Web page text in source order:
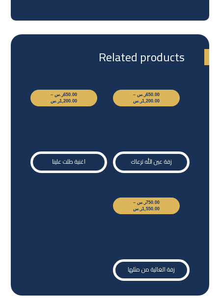
Related products
زفة عين الله ترعاك
650.00ر.س –
1,200.00ر.س
اغنية طلت علينا
650.00ر.س –
1,200.00ر.س
زفة الغالية من مثلها
750.00ر.س –
1,550.00ر.س